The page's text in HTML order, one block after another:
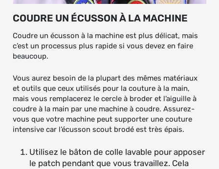
COUDRE UN ÉCUSSON À LA MACHINE
Coudre un écusson à la machine est plus délicat, mais
c’est un processus plus rapide si vous devez en faire
beaucoup.
Vous aurez besoin de la plupart des mêmes matériaux
et outils que ceux utilisés pour la couture à la main,
mais vous remplacerez le cercle à broder et l’aiguille à
coudre à la main par une machine à coudre. Assurez-
vous que votre machine peut supporter une couture
intensive car l’écusson scout brodé est très épais.
Utilisez le bâton de colle lavable pour apposer
le patch pendant que vous travaillez. Cela